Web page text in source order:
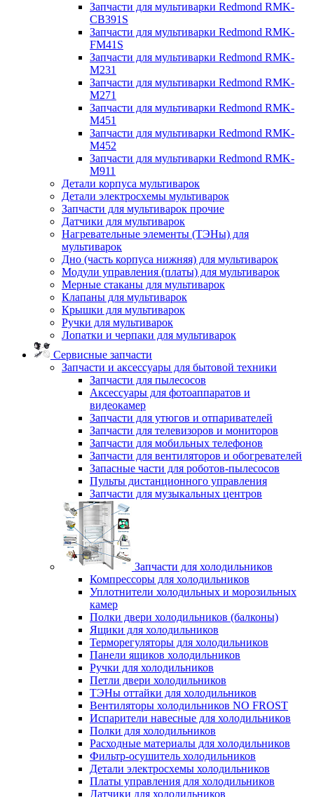
Запчасти для мультиварки Redmond RMK-
CB391S
Запчасти для мультиварки Redmond RMK-
FM41S
Запчасти для мультиварки Redmond RMK-
M231
Запчасти для мультиварки Redmond RMK-
M271
Запчасти для мультиварки Redmond RMK-
M451
Запчасти для мультиварки Redmond RMK-
M452
Запчасти для мультиварки Redmond RMK-
M911
Детали корпуса мультиварок
Детали электросхемы мультиварок
Запчасти для мультиварок прочие
Датчики для мультиварок
Нагревательные элементы (ТЭНы) для
мультиварок
Дно (часть корпуса нижняя) для мультиварок
Модули управления (платы) для мультиварок
Мерные стаканы для мультиварок
Клапаны для мультиварок
Крышки для мультиварок
Ручки для мультиварок
Лопатки и черпаки для мультиварок
Сервисные запчасти
Запчасти и аксессуары для бытовой техники
Запчасти для пылесосов
Аксессуары для фотоаппаратов и
видеокамер
Запчасти для утюгов и отпаривателей
Запчасти для телевизоров и мониторов
Запчасти для мобильных телефонов
Запчасти для вентиляторов и обогревателей
Запасные части для роботов-пылесосов
Пульты дистанционного управления
Запчасти для музыкальных центров
Запчасти для холодильников
Компрессоры для холодильников
Уплотнители холодильных и морозильных
камер
Полки двери холодильников (балконы)
Ящики для холодильников
Терморегуляторы для холодильников
Панели ящиков холодильников
Ручки для холодильников
Петли двери холодильников
ТЭНы оттайки для холодильников
Вентиляторы холодильников NO FROST
Испарители навесные для холодильников
Полки для холодильников
Расходные материалы для холодильников
Фильтр-осушитель холодильников
Детали электросхемы холодильников
Платы управления для холодильников
Датчики для холодильников